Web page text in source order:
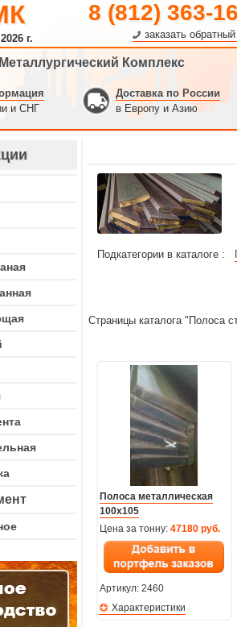
г.
8 (812) 363-
заказать
Комплекс
и СНГ
Доставка по России
в Европу и Азию
Подкатегории в каталоге :
Страницы каталога "Полоса
Полоса металлическая
100х105
Цена за тонну: 47180 руб.
Артикул: 2460
Характеристики